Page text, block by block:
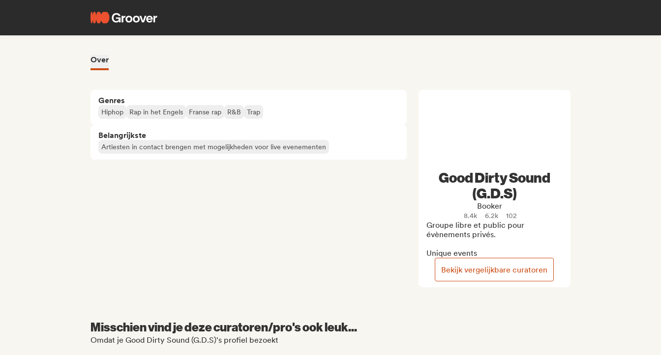
Over
Genres
Hiphop Rap in het Engels Franse rap R&B Trap
Belangrijkste
Artiesten in contact brengen met mogelijkheden voor live evenementen
Good Dirty Sound
(G.D.S)
Booker
8.4k 6.2k 102
Groupe libre et public pour
évènements privés.
Unique events
Bekijk vergelijkbare curatoren
Misschien vind je deze curatoren/pro's ook leuk...
Omdat je Good Dirty Sound (G.D.S)'s profiel bezoekt